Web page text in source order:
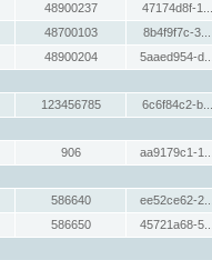
48900237 47174d8f-1...
48700103 8b4f9f7c-3...
48900204 5aaed954-d...
123456785 6c6f84c2-b...
906 aa9179c1-1...
586640 ee52ce62-2...
586650 45721a68-5...